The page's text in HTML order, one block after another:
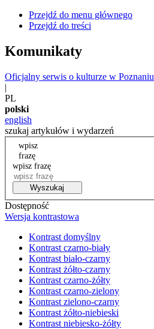
Przejdź do menu głównego
Przejdź do treści
Komunikaty
Oficjalny serwis o kulturze w Poznaniu
|
PL
polski
english
szukaj artykułów i wydarzeń
wpisz
frazę
wpisz frazę
Wyszukaj
Dostępność
Wersja kontrastowa
Kontrast domyślny
Kontrast czarno-biały
Kontrast biało-czarny
Kontrast żółto-czarny
Kontrast czarno-żółty
Kontrast czarno-zielony
Kontrast zielono-czarny
Kontrast żółto-niebieski
Kontrast niebiesko-żółty